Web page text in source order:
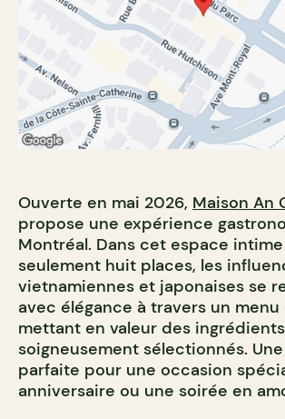
Ouverte en mai 2026, Maison An
propose une expérience
Montréal. Dans cet espace
seulement huit places, les
vietnamiennes et japonaises se
avec élégance à travers un
mettant en valeur des ingrédients
soigneusement sélectionnés.
parfaite pour une occasion
anniversaire ou une soirée en